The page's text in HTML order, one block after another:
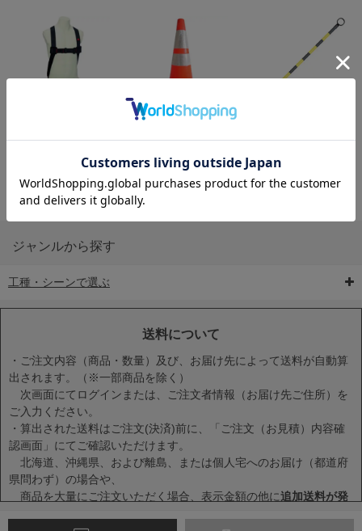
6-矢印板/LED矢印板
9-点字マット・タイ
ヤストッパー
10-樹脂製敷板・養生
用ゴムマット
スロープ
ジャンルから探す
工種・シーンで選ぶ
送料について
・ご注文内容（商品・数量）及び、お届け先によって送料が自動算
出されます。（※一部商品を除く）
次画面にてログインまたは、ご注文者情報（お届け先ご住所）を
ご入力ください。
・算出された送料はご注文(決済)前に、「ご注文（お見積）内容確
認画面」にてご確認いただけます。
北海道、沖縄県、および離島、または個人宅へのお届け（都道府
県問わず）の場合や、
商品を大量にご注文いただく場合、表示金額の他に追加送料が発